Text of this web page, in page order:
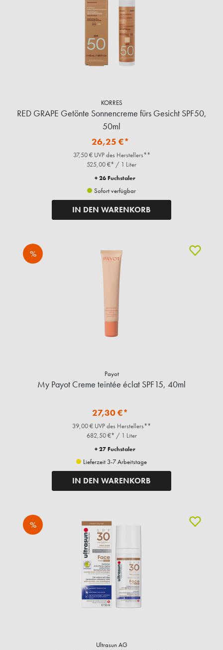
KORRES
RED GRAPE Getönte Sonnencreme fürs Gesicht SPF50,
50ml
26,25 €*
37,50 € UVP des Herstellers**
525,00 €* / 1 Liter
+ 26 Fuchstaler
Sofort verfügbar
IN DEN WARENKORB
%
Payot
My Payot Creme teintée éclat SPF15, 40ml
27,30 €*
39,00 € UVP des Herstellers**
682,50 €* / 1 Liter
+ 27 Fuchstaler
Lieferzeit 3-7 Arbeitstage
IN DEN WARENKORB
%
Ultrasun AG